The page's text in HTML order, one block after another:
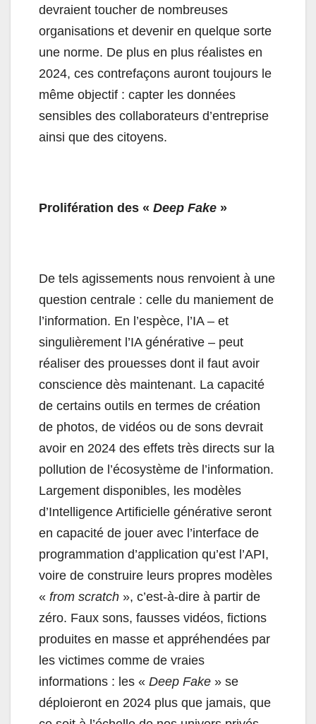
devraient toucher de nombreuses
organisations et devenir en quelque sorte
une norme. De plus en plus réalistes en
2024, ces contrefaçons auront toujours le
même objectif : capter les données
sensibles des collaborateurs d’entreprise
ainsi que des citoyens.
Prolifération des « Deep Fake »
De tels agissements nous renvoient à une
question centrale : celle du maniement de
l’information. En l’espèce, l’IA – et
singulièrement l’IA générative – peut
réaliser des prouesses dont il faut avoir
conscience dès maintenant. La capacité
de certains outils en termes de création
de photos, de vidéos ou de sons devrait
avoir en 2024 des effets très directs sur la
pollution de l’écosystème de l’information.
Largement disponibles, les modèles
d’Intelligence Artificielle générative seront
en capacité de jouer avec l’interface de
programmation d’application qu’est l’API,
voire de construire leurs propres modèles
« from scratch », c’est-à-dire à partir de
zéro. Faux sons, fausses vidéos, fictions
produites en masse et appréhendées par
les victimes comme de vraies
informations : les « Deep Fake » se
déploieront en 2024 plus que jamais, que